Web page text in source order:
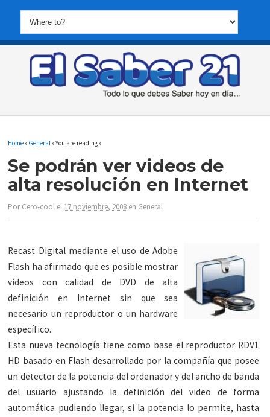
Home» General » You are reading »
Se podrán ver videos de
alta resolución en Internet
PorCero-cool el 17 noviembre, 2008 en General
Recast Digital mediante el uso de Adobe
Flash ha afirmado que es posible mostrar
videos con calidad de DVD de alta
definición en Internet sin que sea
necesario un reproductor o un hardware
específico.
Esta nueva tecnología tiene como base el reproductor RDV1
HD basado en Flash desarrollado por la compañía que posee
un detector de la potencia del ordenador y del ancho de banda
del usuario ajustando la definición del video de forma
automática pudiendo llegar, si la potencia lo permite, hasta